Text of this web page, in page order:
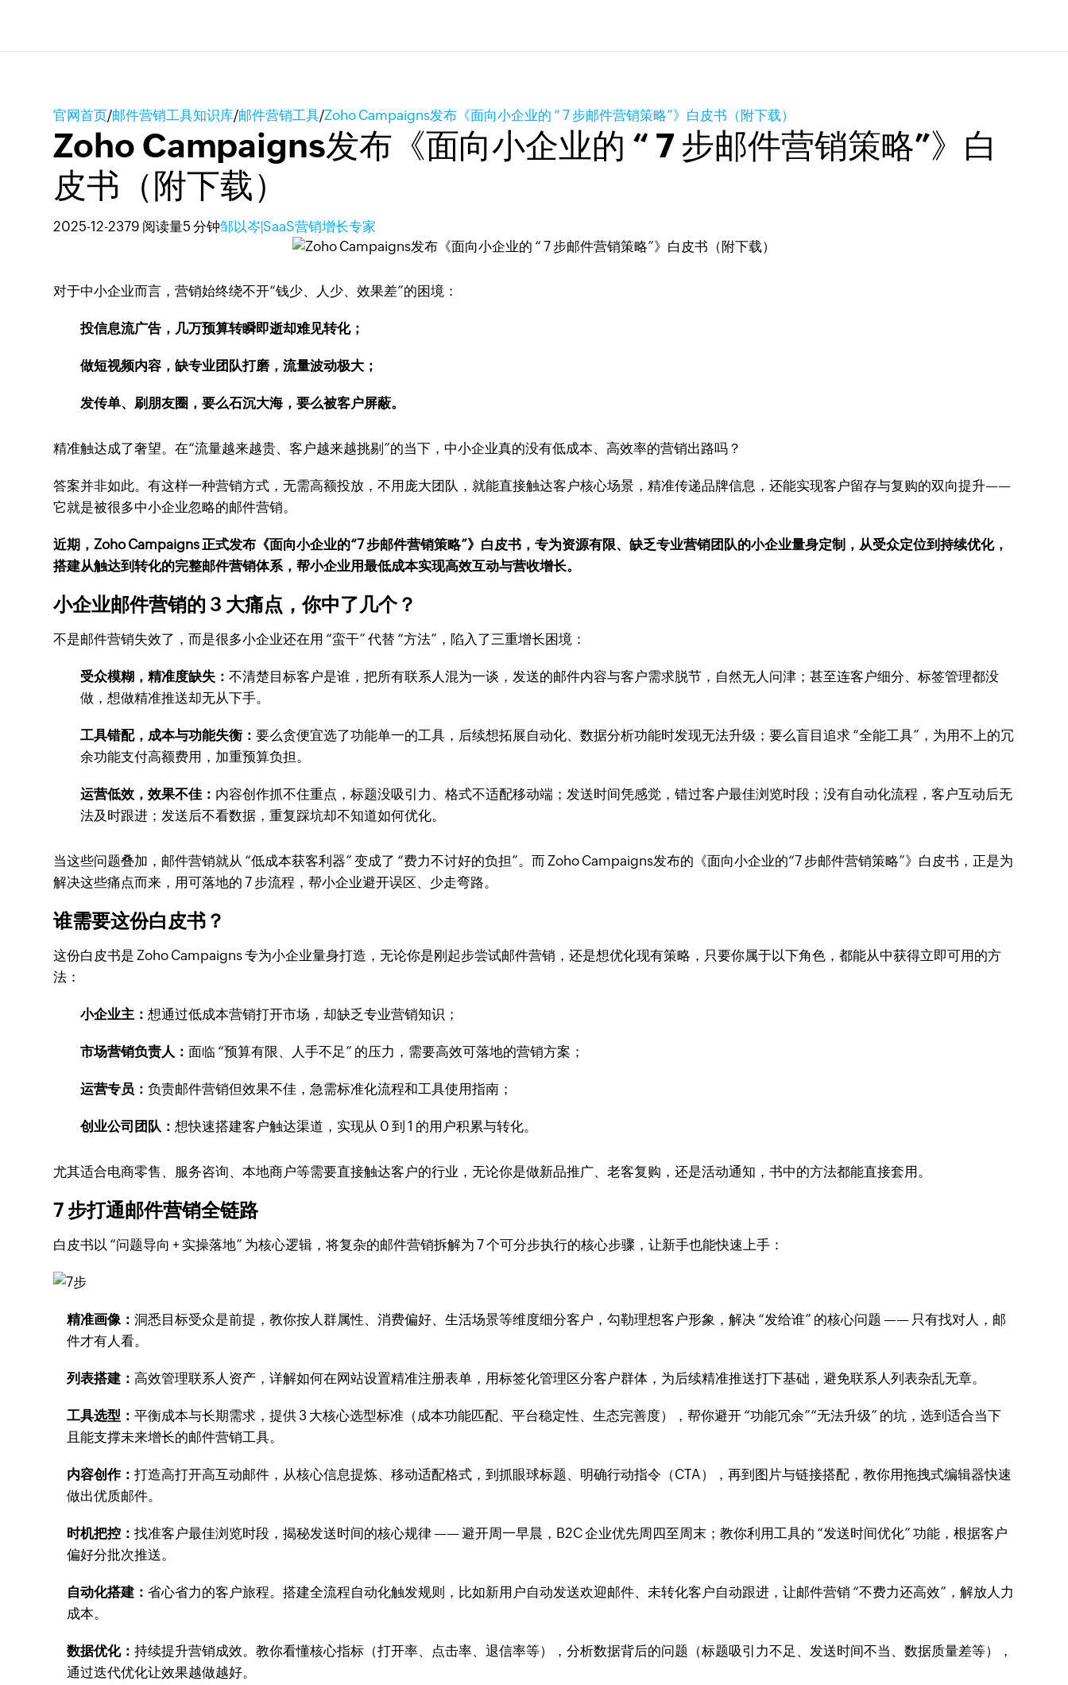
官网首页/邮件营销工具知识库/邮件营销工具/Zoho Campaigns发布《面向小企业的 “ 7 步邮件营销策略”》白皮书（附下载）
Zoho Campaigns发布《面向小企业的 “ 7 步邮件营销策略”》白
皮书（附下载）
2025-12-2379 阅读量5 分钟邹以岑|SaaS营销增长专家
对于中小企业而言，营销始终绕不开“钱少、人少、效果差”的困境：
投信息流广告，几万预算转瞬即逝却难见转化；
做短视频内容，缺专业团队打磨，流量波动极大；
发传单、刷朋友圈，要么石沉大海，要么被客户屏蔽。
精准触达成了奢望。在“流量越来越贵、客户越来越挑剔”的当下，中小企业真的没有低成本、高效率的营销出路吗？
答案并非如此。有这样一种营销方式，无需高额投放，不用庞大团队，就能直接触达客户核心场景，精准传递品牌信息，还能实现客户留存与复购的双向提升——
它就是被很多中小企业忽略的邮件营销。
近期，Zoho Campaigns 正式发布《面向小企业的“7 步邮件营销策略”》白皮书，专为资源有限、缺乏专业营销团队的小企业量身定制，从受众定位到持续优化，
搭建从触达到转化的完整邮件营销体系，帮小企业用最低成本实现高效互动与营收增长。
小企业邮件营销的 3 大痛点，你中了几个？
不是邮件营销失效了，而是很多小企业还在用 “蛮干” 代替 “方法”，陷入了三重增长困境：
受众模糊，精准度缺失：不清楚目标客户是谁，把所有联系人混为一谈，发送的邮件内容与客户需求脱节，自然无人问津；甚至连客户细分、标签管理都没
做，想做精准推送却无从下手。
工具错配，成本与功能失衡：要么贪便宜选了功能单一的工具，后续想拓展自动化、数据分析功能时发现无法升级；要么盲目追求 “全能工具”，为用不上的冗
余功能支付高额费用，加重预算负担。
运营低效，效果不佳： 内容创作抓不住重点，标题没吸引力、格式不适配移动端；发送时间凭感觉，错过客户最佳浏览时段；没有自动化流程，客户互动后无
法及时跟进；发送后不看数据，重复踩坑却不知道如何优化。
当这些问题叠加，邮件营销就从 “低成本获客利器” 变成了 “费力不讨好的负担”。而 Zoho Campaigns发布的《面向小企业的“7 步邮件营销策略”》白皮书，正是为
解决这些痛点而来，用可落地的 7 步流程，帮小企业避开误区、少走弯路。
谁需要这份白皮书？
这份白皮书是 Zoho Campaigns 专为小企业量身打造，无论你是刚起步尝试邮件营销，还是想优化现有策略，只要你属于以下角色，都能从中获得立即可用的方
法：
小企业主：想通过低成本营销打开市场，却缺乏专业营销知识；
市场营销负责人：面临 “预算有限、人手不足” 的压力，需要高效可落地的营销方案；
运营专员：负责邮件营销但效果不佳，急需标准化流程和工具使用指南；
创业公司团队：想快速搭建客户触达渠道，实现从 0 到 1 的用户积累与转化。
尤其适合电商零售、服务咨询、本地商户等需要直接触达客户的行业，无论你是做新品推广、老客复购，还是活动通知，书中的方法都能直接套用。
7 步打通邮件营销全链路
白皮书以 “问题导向 + 实操落地” 为核心逻辑，将复杂的邮件营销拆解为 7 个可分步执行的核心步骤，让新手也能快速上手：
精准画像：洞悉目标受众是前提，教你按人群属性、消费偏好、生活场景等维度细分客户，勾勒理想客户形象，解决 “发给谁” 的核心问题 —— 只有找对人，邮
件才有人看。
列表搭建：高效管理联系人资产，详解如何在网站设置精准注册表单，用标签化管理区分客户群体，为后续精准推送打下基础，避免联系人列表杂乱无章。
工具选型：平衡成本与长期需求，提供 3 大核心选型标准（成本功能匹配、平台稳定性、生态完善度），帮你避开 “功能冗余”“无法升级” 的坑，选到适合当下
且能支撑未来增长的邮件营销工具。
内容创作：打造高打开高互动邮件，从核心信息提炼、移动适配格式，到抓眼球标题、明确行动指令（CTA），再到图片与链接搭配，教你用拖拽式编辑器快速
做出优质邮件。
时机把控：找准客户最佳浏览时段，揭秘发送时间的核心规律 —— 避开周一早晨，B2C 企业优先周四至周末；教你利用工具的 “发送时间优化” 功能，根据客户
偏好分批次推送。
自动化搭建：省心省力的客户旅程。搭建全流程自动化触发规则，比如新用户自动发送欢迎邮件、未转化客户自动跟进，让邮件营销 “不费力还高效”，解放人力
成本。
数据优化：持续提升营销成效。教你看懂核心指标（打开率、点击率、退信率等），分析数据背后的问题（标题吸引力不足、发送时间不当、数据质量差等），
通过迭代优化让效果越做越好。